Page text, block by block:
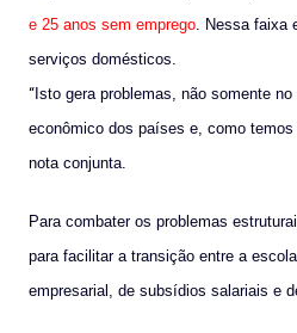
e 25 anos sem emprego . Nessa
serviços domésticos.
“Isto gera problemas, não somente
econômico dos países e, como
nota conjunta.
Para combater os problemas
para facilitar a transição entre a
empresarial, de subsídios salariais e